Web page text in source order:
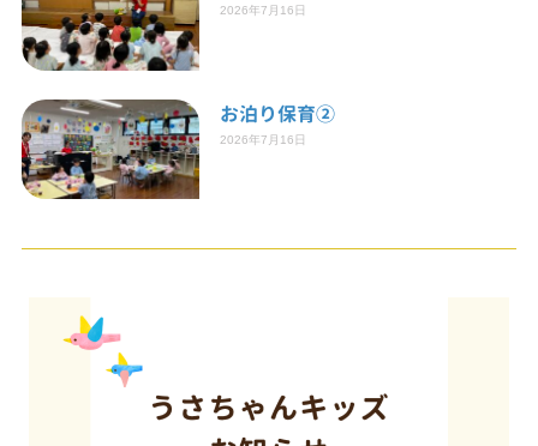
2026年7月16日
お泊り保育②
2026年7月16日